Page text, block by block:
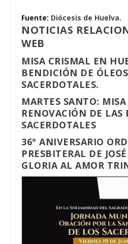
Fuente: Diócesis de Huelva.
NOTICIAS
WEB
MISA CRISMAL EN
BENDICIÓN DE
SACERDOTALES.
MARTES SANTO:
RENOVACIÓN DE LAS
SACERDOTALES
36º ANIVERSARIO
PRESBITERAL DE
GLORIA AL AMOR